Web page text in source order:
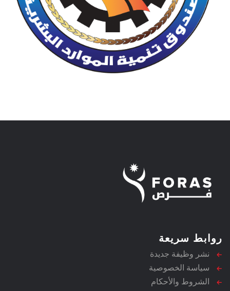
روابط سريعة
نشر وظيفة جديدة
سياسة الخصوصية
الشروط والأحكام